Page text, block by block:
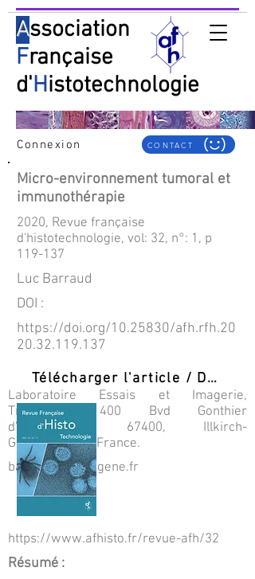
Association
Française
d'Histotechnologie
Connexion CONTACT
Laboratoire Essais et Imagerie,
Transgene, 400 Bvd Gonthier
d’Andernarch, 67400, Illkirch-
Graffenstaden, France.
barraud@transgene.fr
Micro-environnement tumoral et
immunothérapie
2020, Revue française
d'histotechnologie, vol: 32, n°: 1, p
119-137
Luc Barraud
DOI :
https://doi.org/10.25830/afh.rfh.20
20.32.119.137
Télécharger l'article / Download PDF
https://www.afhisto.fr/revue-afh/32
Résumé :